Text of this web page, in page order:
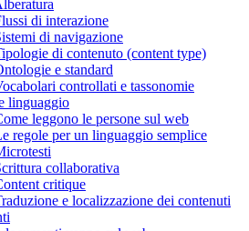
di interazione
di navigazione
di contenuto (content type)
e standard
controllati e tassonomie
linguaggio
leggono le persone sul web
regole per un linguaggio semplice
collaborativa
critique
e localizzazione dei contenuti